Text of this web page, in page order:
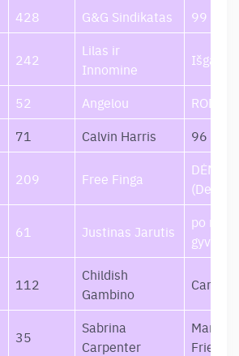
428 G&G Sindikatas 99
242
Lilas ir
Innomine
Išgama
52 Angelou
RODEO
71 Calvin Harris 96
209 Free Finga
(Deluxe)
61 Justinas Jarutis
po
112
Childish
Gambino
Camp
35
Sabrina
Carpenter
Man’s
Friend